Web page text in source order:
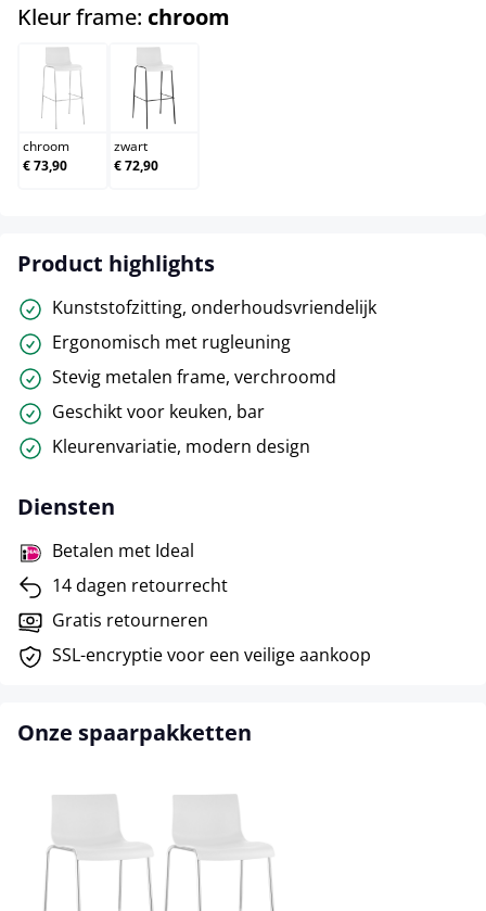
Kleur frame: chroom
chroom
chroom
€ 73,90
zwart
zwart
€ 72,90
Product highlights
Kunststofzitting, onderhoudsvriendelijk
Ergonomisch met rugleuning
Stevig metalen frame, verchroomd
Geschikt voor keuken, bar
Kleurenvariatie, modern design
Diensten
Betalen met Ideal
14 dagen retourrecht
Gratis retourneren
SSL-encryptie voor een veilige aankoop
Onze spaarpakketten